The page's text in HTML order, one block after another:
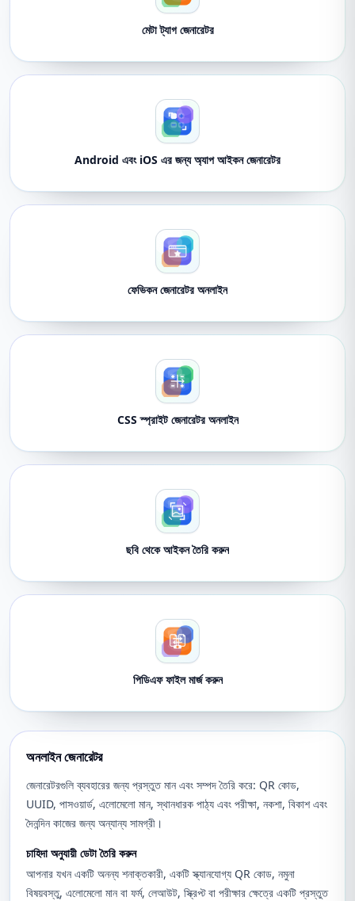
মেটা ট্যাগ জেনারেটর
Android এবং iOS এর জন্য অ্যাপ আইকন জেনারেটর
ফেভিকন জেনারেটর অনলাইন
CSS স্প্রাইট জেনারেটর অনলাইন
ছবি থেকে আইকন তৈরি করুন
পিডিএফ ফাইল মার্জ করুন
অনলাইন জেনারেটর
জেনারেটরগুলি ব্যবহারের জন্য প্রস্তুত মান এবং সম্পদ তৈরি করে: QR কোড,
UUID, পাসওয়ার্ড, এলোমেলো মান, স্থানধারক পাঠ্য এবং পরীক্ষা, নকশা, বিকাশ এবং
দৈনন্দিন কাজের জন্য অন্যান্য সামগ্রী।
চাহিদা অনুযায়ী ডেটা তৈরি করুন
আপনার যখন একটি অনন্য শনাক্তকারী, একটি স্ক্যানযোগ্য QR কোড, নমুনা
বিষয়বস্তু, এলোমেলো মান বা ফর্ম, লেআউট, স্ক্রিপ্ট বা পরীক্ষার ক্ষেত্রে একটি প্রস্তুত